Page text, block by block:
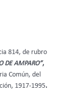
814, de rubro
DE AMPARO”,
Común, del
1917-1995.